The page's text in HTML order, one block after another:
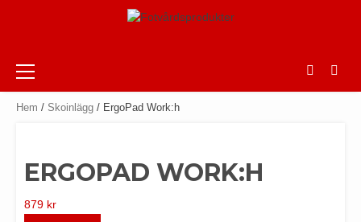
Primary
Menu
Hem / Skoinlägg / ErgoPad Work:h
ERGOPAD WORK:H
879 kr